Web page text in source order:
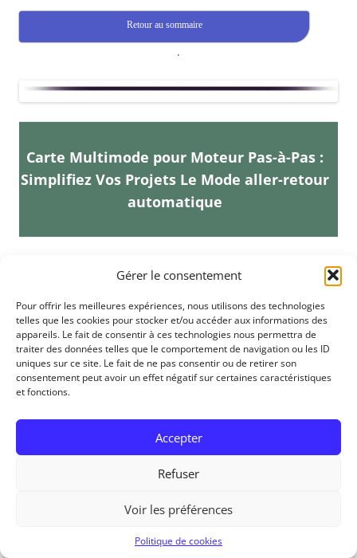
Gérer le consentement
Pour offrir les meilleures expériences, nous utilisons des technologies
telles que les cookies pour stocker et/ou accéder aux informations des
appareils. Le fait de consentir à ces technologies nous permettra de
traiter des données telles que le comportement de navigation ou les ID
uniques sur ce site. Le fait de ne pas consentir ou de retirer son
consentement peut avoir un effet négatif sur certaines caractéristiques
et fonctions.
Accepter
Refuser
Voir les préférences
Politique de cookies
Retour au sommaire
.
Carte Multimode pour Moteur Pas-à-Pas :
Simplifiez Vos Projets Le Mode aller-retour
automatique
Mise à jour le :02/05/2023
Nous vous présentons une carte multimode pour moteur
pas-à-pas, qui possède 4 modes de fonctionnement et
permet de résoudre une multitude de problèmes. Elle n’a
pas besoin de driver, cependant, elle est limitée à 800 mA
Descriptif : Cette carte multimode ne nécessite pas de
programmation, car tout fonctionne électroniquement sans
aucune ligne de code. Elle dispose de 4 modes de